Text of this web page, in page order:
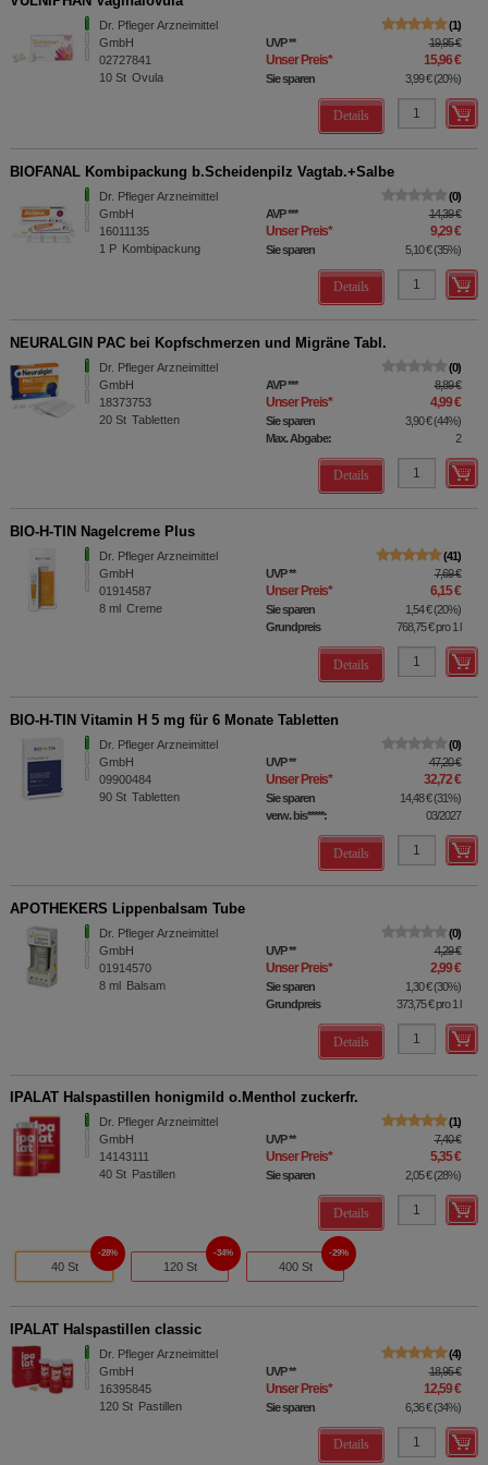
Dr. Pfleger Arzneimittel
GmbH
02727841
10 St Ovula
1
UVP** 19,95 €
Unser Preis* 15,96 €
Sie sparen 3,99 €(20%)
Details
BIOFANAL Kombipackung b.Scheidenpilz Vagtab.+Salbe
Dr. Pfleger Arzneimittel
GmbH
16011135
1 P Kombipackung
0
AVP*** 14,39 €
Unser Preis* 9,29 €
Sie sparen 5,10 €(35%)
Details
NEURALGIN PAC bei Kopfschmerzen und Migräne Tabl.
Dr. Pfleger Arzneimittel
GmbH
18373753
20 St Tabletten
0
AVP*** 8,89 €
Unser Preis* 4,99 €
Sie sparen 3,90 €(44%)
Max. Abgabe:
2
Details
BIO-H-TIN Nagelcreme Plus
Dr. Pfleger Arzneimittel
GmbH
01914587
8 ml Creme
41
UVP** 7,69 €
Unser Preis* 6,15 €
Sie sparen 1,54 €(20%)
Grundpreis
768,75 €pro 1 l
Details
BIO-H-TIN Vitamin H 5 mg für 6 Monate Tabletten
Dr. Pfleger Arzneimittel
GmbH
09900484
90 St Tabletten
0
UVP** 47,20 €
Unser Preis* 32,72 €
Sie sparen 14,48 €(31%)
verw. bis*****:
03/2027
Details
APOTHEKERS Lippenbalsam Tube
Dr. Pfleger Arzneimittel
GmbH
01914570
8 ml Balsam
0
UVP** 4,29 €
Unser Preis* 2,99 €
Sie sparen 1,30 €(30%)
Grundpreis
373,75 €pro 1 l
Details
IPALAT Halspastillen honigmild o.Menthol zuckerfr.
Dr. Pfleger Arzneimittel
GmbH
14143111
40 St Pastillen
1
UVP** 7,40 €
Unser Preis* 5,35 €
Sie sparen 2,05 €(28%)
Details
40 St
28%
120 St
34%
400 St
29%
IPALAT Halspastillen classic
Dr. Pfleger Arzneimittel
GmbH
16395845
120 St Pastillen
4
UVP** 18,95 €
Unser Preis* 12,59 €
Sie sparen 6,36 €(34%)
Details